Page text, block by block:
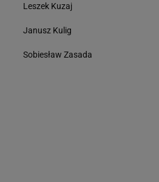
Leszek Kuzaj
Janusz Kulig
Sobiesław Zasada